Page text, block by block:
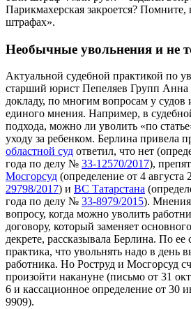
Парикмахерская закроется? Помните,
штрафах».
Необычные увольнения и не
Актуальной судебной практикой по
старший юрист Пепеляев Групп Анна
докладу, по многим вопросам у судов
единого мнения. Например, в
подхода, можно ли уволить «по
уходу за ребенком. Берлина привела
областной суд ответил, что нет
года по делу № 33-12570/2017),
Мосгорсуд (определение от 4
29798/2017) и ВС Татарстана
года по делу № 33-8979/2015).
вопросу, когда можно уволить
договору, который заменяет
декрете, рассказывала Берлина. По ее
практика, что увольнять надо в день
работника. Но Роструд и Мосгорсуд
произойти накануне (письмо от 31
6 и кассационное определение от 30
9909).